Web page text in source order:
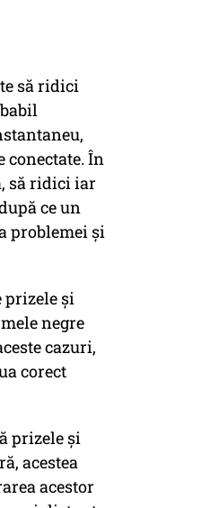
să ridici
În
să ridici iar
ce un
problemei și
prizele și
negre
cazuri,
corect
prizele și
acestea
acestor